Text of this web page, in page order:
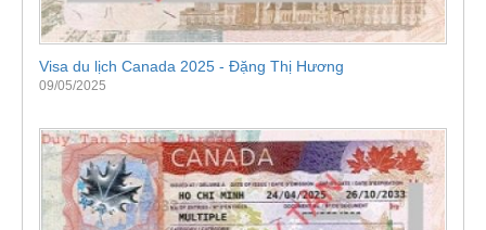
Visa du lịch Canada 2025 - Đặng Thị Hương
09/05/2025